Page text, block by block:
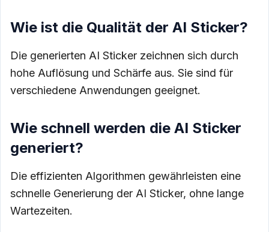
Wie ist die Qualität der AI Sticker?
Die generierten AI Sticker zeichnen sich durch
hohe Auflösung und Schärfe aus. Sie sind für
verschiedene Anwendungen geeignet.
Wie schnell werden die AI Sticker
generiert?
Die effizienten Algorithmen gewährleisten eine
schnelle Generierung der AI Sticker, ohne lange
Wartezeiten.